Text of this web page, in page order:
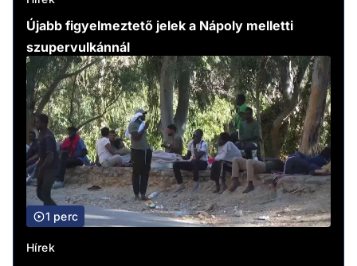
Újabb figyelmeztető jelek a Nápoly melletti
szupervulkánnál
1 perc
Hírek